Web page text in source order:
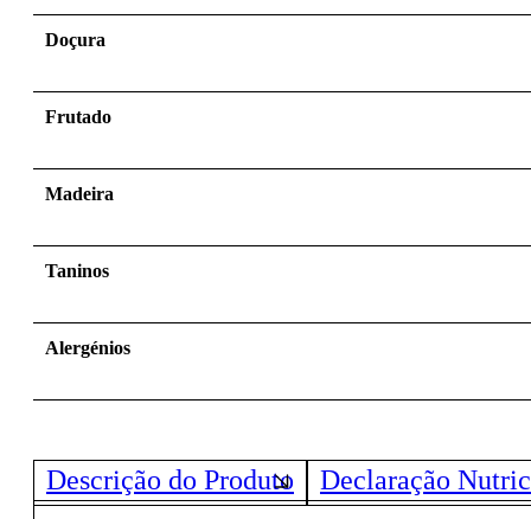
Doçura
Frutado
Madeira
Taninos
Alergénios
Descrição do Produto
Declaração